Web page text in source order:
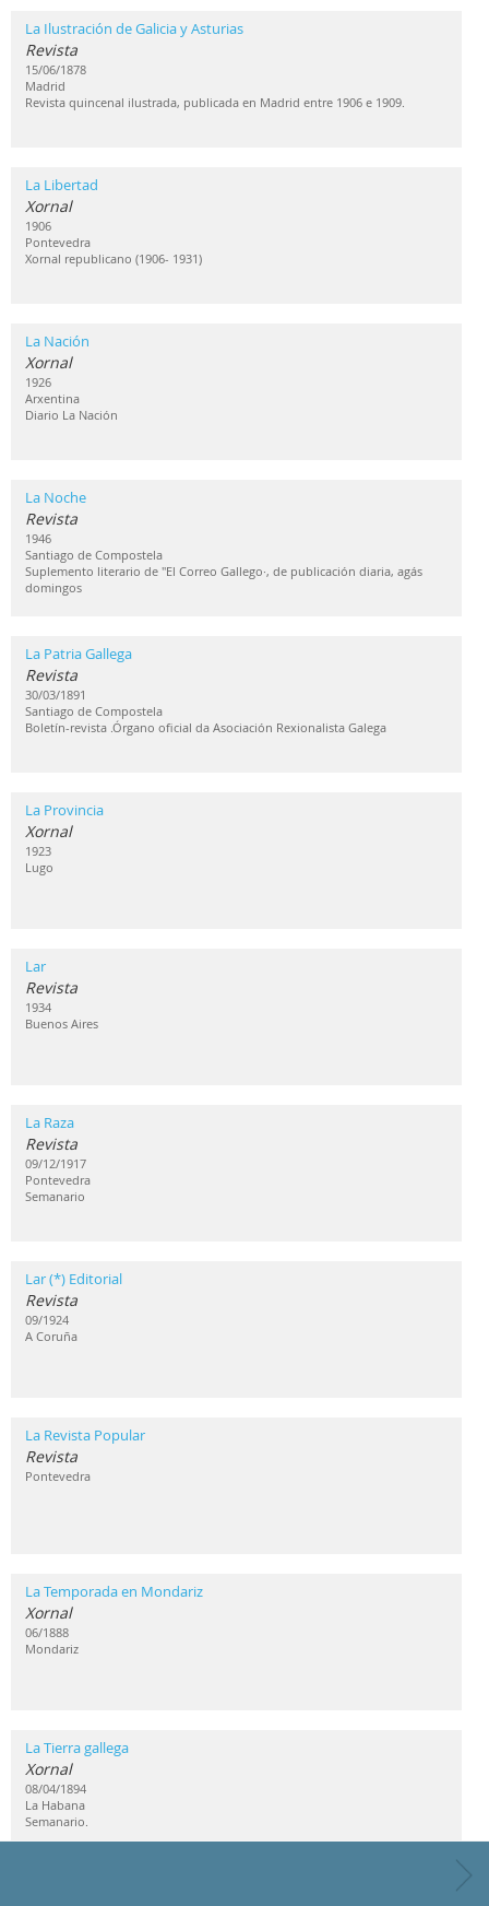
La Ilustración de Galicia y Asturias
Revista
15/06/1878
Madrid
Revista quincenal ilustrada, publicada en Madrid entre 1906 e 1909.
La Libertad
Xornal
1906
Pontevedra
Xornal republicano (1906- 1931)
La Nación
Xornal
1926
Arxentina
Diario La Nación
La Noche
Revista
1946
Santiago de Compostela
Suplemento literario de "El Correo Gallego·, de publicación diaria, agás
domingos
La Patria Gallega
Revista
30/03/1891
Santiago de Compostela
Boletín-revista .Órgano oficial da Asociación Rexionalista Galega
La Provincia
Xornal
1923
Lugo
Lar
Revista
1934
Buenos Aires
La Raza
Revista
09/12/1917
Pontevedra
Semanario
Lar (*) Editorial
Revista
09/1924
A Coruña
La Revista Popular
Revista
Pontevedra
La Temporada en Mondariz
Xornal
06/1888
Mondariz
La Tierra gallega
Xornal
08/04/1894
La Habana
Semanario.